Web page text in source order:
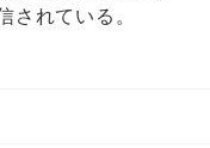
されている。